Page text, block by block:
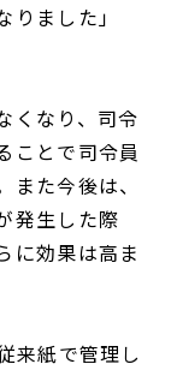
ました」
くなり、司令
ことで司令員
た今後は、
発生した際
に効果は高ま
来紙で管理し